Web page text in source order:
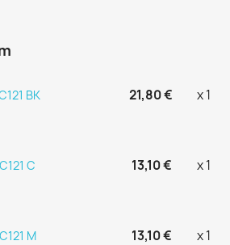
BK 21,80 € x 1
C 13,10 € x 1
M 13,10 € x 1